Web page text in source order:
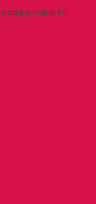
produk ini.